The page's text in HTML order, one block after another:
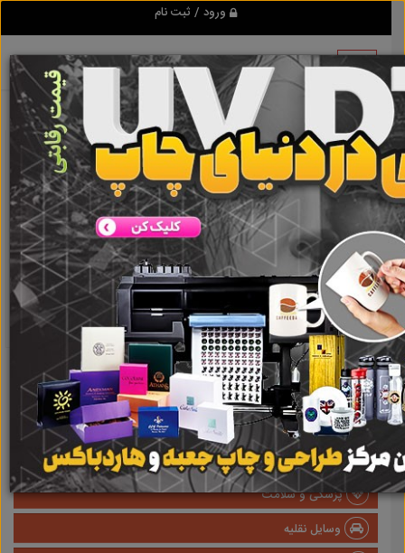
ورود / ثبت نام
نتیجه ای یافت نشد
گروه ها
املاک
صنعتی
پزشکی و سلامت
وسایل نقلیه